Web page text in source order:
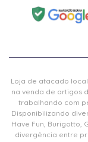
Loja de atacado
na venda de artigos
trabalhando com
Disponibilizando
Have Fun, Burigotto,
divergência entre